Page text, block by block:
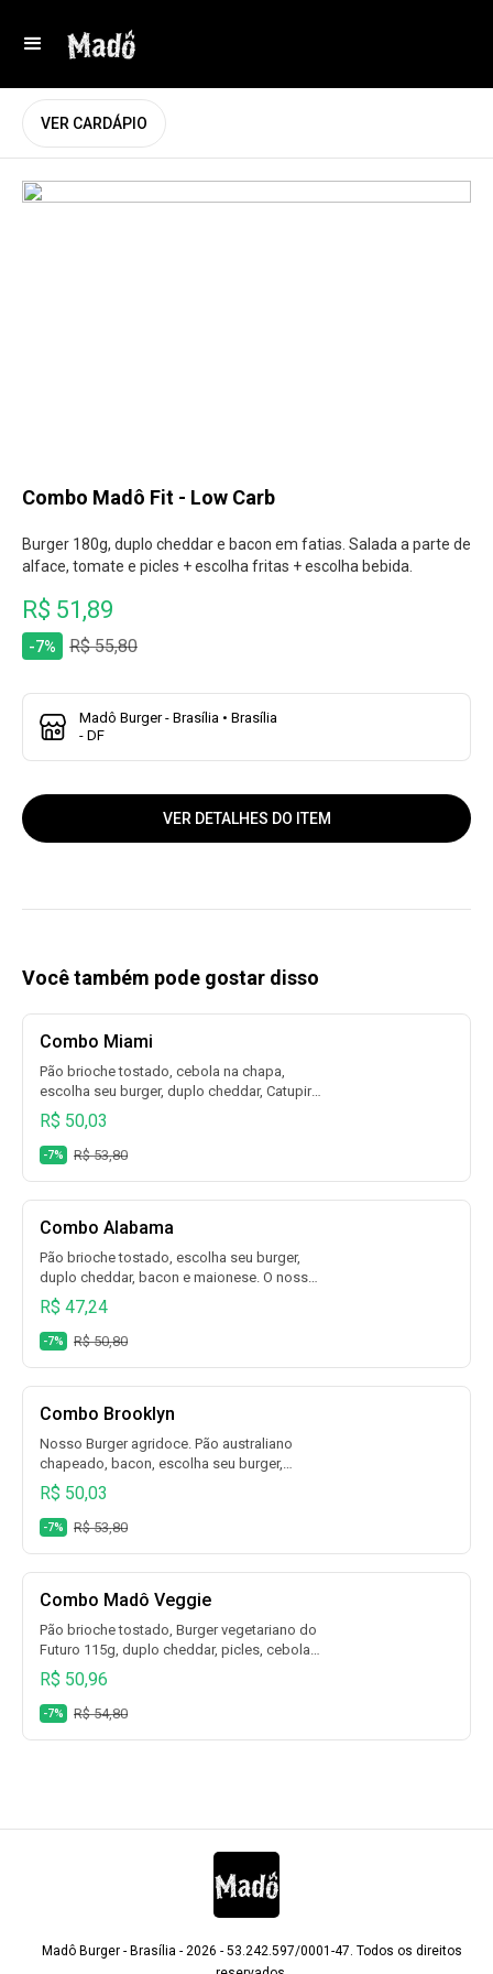
VER CARDÁPIO
Combo Madô Fit - Low Carb
Burger 180g, duplo cheddar e bacon em fatias. Salada a parte de
alface, tomate e picles + escolha fritas + escolha bebida.
R$ 51,89
-7% R$ 55,80
Madô Burger - Brasília • Brasília
- DF
VER DETALHES DO ITEM
Você também pode gostar disso
Combo Miami
Pão brioche tostado, cebola na chapa,
escolha seu burger, duplo cheddar, Catupiry,
bacon e maionese + escolha fritas +
escolha bebida.
R$ 50,03
-7% R$ 53,80
Combo Alabama
Pão brioche tostado, escolha seu burger,
duplo cheddar, bacon e maionese. O nosso
X-Bacon + escolha fritas + escolha bebida.
R$ 47,24
-7% R$ 50,80
Combo Brooklyn
Nosso Burger agridoce. Pão australiano
chapeado, bacon, escolha seu burger,
duplo cheddar, cebola caramelizada Madô
e maionese da casa + escolha fritas +
escolha bebida.
R$ 50,03
-7% R$ 53,80
Combo Madô Veggie
Pão brioche tostado, Burger vegetariano do
Futuro 115g, duplo cheddar, picles, cebola
roxa, alface e tomate (sem maionese) +
escolha fritas + escolha bebida.
R$ 50,96
-7% R$ 54,80
Madô Burger - Brasília - 2026 - 53.242.597/0001-47. Todos os direitos